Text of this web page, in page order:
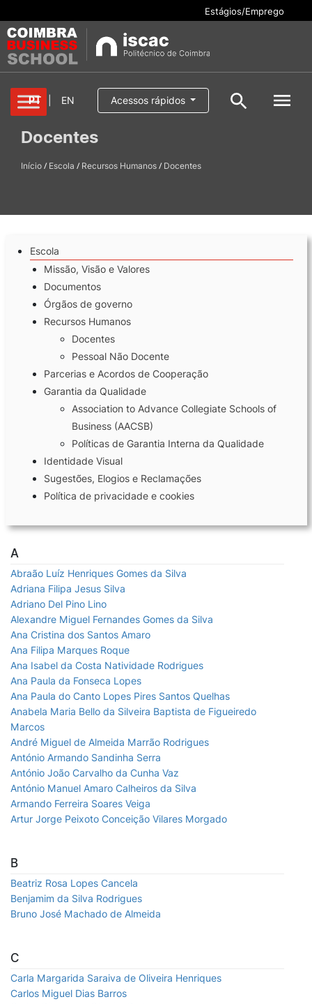
Cursos
Aluno/a
Internacional
Candidaturas
Investigação e Projetos
Eco-Escola & Eco-Campus
Observatórios
©2026 Instituto Politécnico de Coimbra | Instituto Superior de Contabilidade e Administração de
Coimbra. Todos os direitos reservados.
Estágios/Emprego
PT EN Acessos rápidos
Pesquisar
Oferta formativa
Docentes
Início / Escola / Recursos Humanos / Docentes
Escola
Missão, Visão e Valores
Documentos
Órgãos de governo
Recursos Humanos
Docentes
Pessoal Não Docente
Parcerias e Acordos de Cooperação
Garantia da Qualidade
Association to Advance Collegiate Schools of
Business (AACSB)
Políticas de Garantia Interna da Qualidade
Identidade Visual
Sugestões, Elogios e Reclamações
Política de privacidade e cookies
A
Abraão Luíz Henriques Gomes da Silva
Adriana Filipa Jesus Silva
Adriano Del Pino Lino
Alexandre Miguel Fernandes Gomes da Silva
Ana Cristina dos Santos Amaro
Ana Filipa Marques Roque
Ana Isabel da Costa Natividade Rodrigues
Ana Paula da Fonseca Lopes
Ana Paula do Canto Lopes Pires Santos Quelhas
Anabela Maria Bello da Silveira Baptista de Figueiredo
Marcos
André Miguel de Almeida Marrão Rodrigues
António Armando Sandinha Serra
António João Carvalho da Cunha Vaz
António Manuel Amaro Calheiros da Silva
Armando Ferreira Soares Veiga
Artur Jorge Peixoto Conceição Vilares Morgado
B
Beatriz Rosa Lopes Cancela
Benjamim da Silva Rodrigues
Bruno José Machado de Almeida
C
Carla Margarida Saraiva de Oliveira Henriques
Carlos Miguel Dias Barros